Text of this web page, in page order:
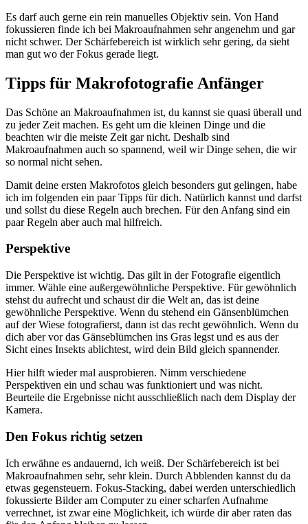
Es darf auch gerne ein rein manuelles Objektiv sein. Von Hand
fokussieren finde ich bei Makroaufnahmen sehr angenehm und gar
nicht schwer. Der Schärfebereich ist wirklich sehr gering, da sieht
man gut wo der Fokus gerade liegt.
Tipps für Makrofotografie Anfänger
Das Schöne an Makroaufnahmen ist, du kannst sie quasi überall und
zu jeder Zeit machen. Es geht um die kleinen Dinge und die
beachten wir die meiste Zeit gar nicht. Deshalb sind
Makroaufnahmen auch so spannend, weil wir Dinge sehen, die wir
so normal nicht sehen.
Damit deine ersten Makrofotos gleich besonders gut gelingen, habe
ich im folgenden ein paar Tipps für dich. Natürlich kannst und darfst
und sollst du diese Regeln auch brechen. Für den Anfang sind ein
paar Regeln aber auch mal hilfreich.
Perspektive
Die Perspektive ist wichtig. Das gilt in der Fotografie eigentlich
immer. Wähle eine außergewöhnliche Perspektive. Für gewöhnlich
stehst du aufrecht und schaust dir die Welt an, das ist deine
gewöhnliche Perspektive. Wenn du stehend ein Gänsenblümchen
auf der Wiese fotografierst, dann ist das recht gewöhnlich. Wenn du
dich aber vor das Gänseblümchen ins Gras legst und es aus der
Sicht eines Insekts ablichtest, wird dein Bild gleich spannender.
Hier hilft wieder mal ausprobieren. Nimm verschiedene
Perspektiven ein und schau was funktioniert und was nicht.
Beurteile die Ergebnisse nicht ausschließlich nach dem Display der
Kamera.
Den Fokus richtig setzen
Ich erwähne es andauernd, ich weiß. Der Schärfebereich ist bei
Makroaufnahmen sehr, sehr klein. Durch Abblenden kannst du da
etwas gegensteuern. Fokus-Stacking, dabei werden unterschiedlich
fokussierte Bilder am Computer zu einer scharfen Aufnahme
verrechnet, ist zwar eine Möglichkeit, ich würde dir aber raten das